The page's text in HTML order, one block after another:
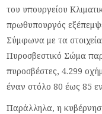
του υπουργείου
πρωθυπουργός
Σύμφωνα με τα
Πυροσβεστικό Σώμα
πυροσβέστες, 4.299
έναν στόλο 80 έως 85
Παράλληλα, η